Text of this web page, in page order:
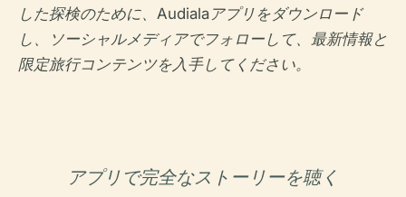
した探検のために、Audialaアプリをダウンロード
し、ソーシャルメディアでフォローして、最新情報と
限定旅行コンテンツを入手してください。
アプリで完全なストーリーを聴く